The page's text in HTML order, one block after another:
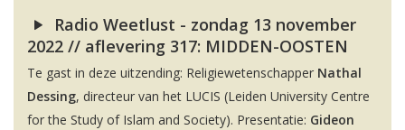
Radio Weetlust - zondag 13 november
2022 // aflevering 317: MIDDEN-OOSTEN
Te gast in deze uitzending: Religiewetenschapper Nathal
Dessing, directeur van het LUCIS (Leiden University Centre
for the Study of Islam and Society). Presentatie: Gideon